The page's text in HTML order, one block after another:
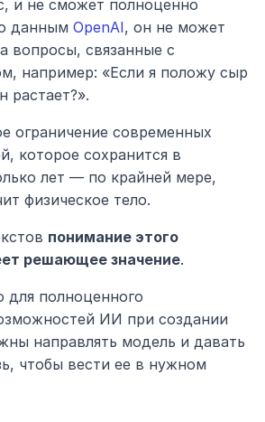
и не сможет полноценно
данным OpenAI, он не может
вопросы, связанные с
например: «Если я положу сыр
растает?».
ограничение современных
которое сохранится в
лет — по крайней мере,
физическое тело.
понимание этого
решающее значение.
для полноценного
ИИ при создании
направлять модель и давать
чтобы вести ее в нужном